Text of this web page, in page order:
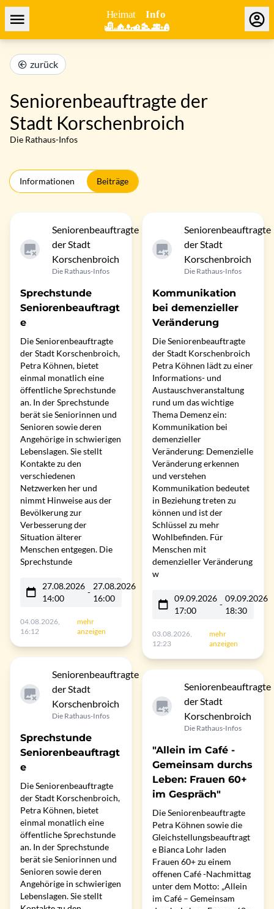
zurück
Seniorenbeauftragte der
Stadt Korschenbroich
Die Rathaus-Infos
Informationen Beiträge
Seniorenbeauftragte
der Stadt
Korschenbroich
Die Rathaus-Infos
Sprechstunde
Seniorenbeauftragt
e
Die Seniorenbeauftragte
der Stadt Korschenbroich,
Petra Köhnen, bietet
einmal monatlich eine
öffentliche Sprechstunde
an. In der Sprechstunde
berät sie Seniorinnen und
Senioren sowie deren
Angehörige in schwierigen
Lebenslagen. Sie stellt
Kontakte zu den
verschiedenen
Netzwerken her und
nimmt Hinweise aus der
Bevölkerung zur
Verbesserung der
Situation älterer
Menschen entgegen. Die
Sprechstunde
27.08.2026
14:00
-
27.08.2026
16:00
04.08.2026,
16:12
mehr
anzeigen
Seniorenbeauftragte
der Stadt
Korschenbroich
Die Rathaus-Infos
Sprechstunde
Seniorenbeauftragt
e
Die Seniorenbeauftragte
der Stadt Korschenbroich,
Petra Köhnen, bietet
einmal monatlich eine
öffentliche Sprechstunde
an. In der Sprechstunde
berät sie Seniorinnen und
Senioren sowie deren
Angehörige in schwierigen
Lebenslagen. Sie stellt
Seniorenbeauftragte
der Stadt
Korschenbroich
Die Rathaus-Infos
Kommunikation
bei demenzieller
Veränderung
Die Seniorenbeauftragte
der Stadt Korschenbroich
Petra Köhnen lädt zu einer
Informations- und
Austauschveranstaltung
rund um das wichtige
Thema Demenz ein:
Kommunikation bei
demenzieller
Veränderung: Demenzielle
Veränderung erkennen
und verstehen
Kommunikation bedeutet
in Beziehung treten zu
können und ist der
Schlüssel zu mehr
Wohlbefinden. Für
Menschen mit
demenzieller Veränderung
w
09.09.2026
17:00
-
09.09.2026
18:30
03.08.2026,
12:23
mehr
anzeigen
Seniorenbeauftragte
der Stadt
Korschenbroich
Die Rathaus-Infos
"Allein im Café -
Gemeinsam durchs
Leben: Frauen 60+
im Gespräch"
Die Seniorenbeauftragte
Petra Köhnen sowie die
Gleichstellungsbeauftragt
e Bianca Lohr laden
Frauen 60+ zu einem
offenen Café -Nachmittag
unter dem Motto: „Allein
im Café – Gemeinsam